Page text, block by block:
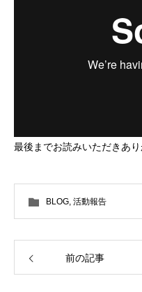
最後までお読みいただきあ
BLOG 活動報告
前の記事